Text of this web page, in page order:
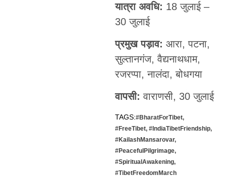
यात्रा अवधि: 18 जुलाई –
30 जुलाई
प्रमुख पड़ाव: आरा, पटना,
सुल्तानगंज, वैद्यनाथधाम,
रजरप्पा, नालंदा, बोधगया
वापसी: वाराणसी, 30 जुलाई
TAGS:#BharatForTibet,
#FreeTibet, #IndiaTibetFriendship,
#KailashMansarovar,
#PeacefulPilgrimage,
#SpiritualAwakening,
#TibetFreedomMarch